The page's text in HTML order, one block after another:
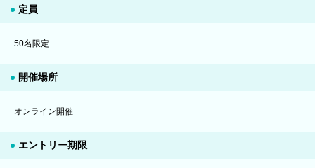
定員
50名限定
開催場所
オンライン開催
エントリー期限